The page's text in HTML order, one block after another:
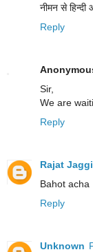
नीमन से हिन्दी
Reply
Sir,
We are
Reply
Rajat Jaggi
Bahot acha
Reply
Unknown